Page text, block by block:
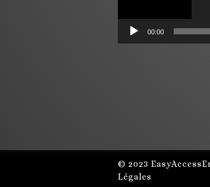
00:00
© 2023
Légales